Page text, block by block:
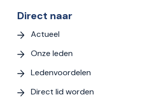
Direct naar
Actueel
Onze leden
Ledenvoordelen
Direct lid worden